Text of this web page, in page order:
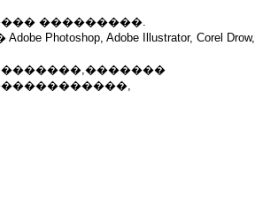
���������.
Adobe Illustrator, Corel Drow,